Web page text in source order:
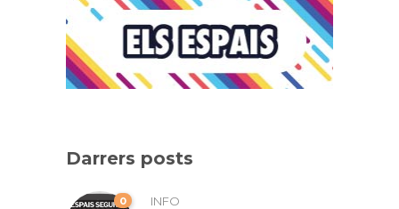
Darrers posts
0 INFO